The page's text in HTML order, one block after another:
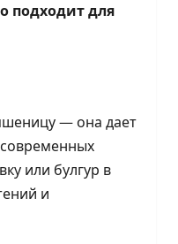
подходит для
— она дает
современных
или булгур в
и